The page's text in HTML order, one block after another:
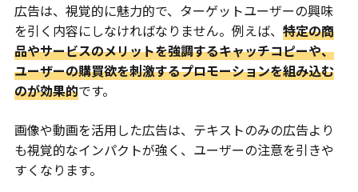
広告は、視覚的に魅力的で、ターゲットユーザーの興味
を引く内容にしなければなりません。例えば、特定の商
品やサービスのメリットを強調するキャッチコピーや、
ユーザーの購買欲を刺激するプロモーションを組み込む
のが効果的です。
画像や動画を活用した広告は、テキストのみの広告より
も視覚的なインパクトが強く、ユーザーの注意を引きや
すくなります。